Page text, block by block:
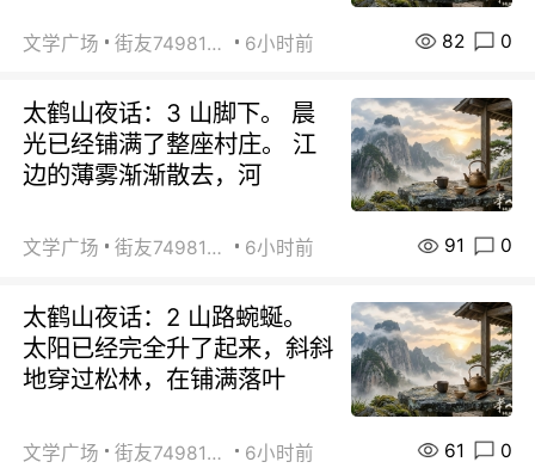
文学广场 街友74981146 6小时前 82 0
太鹤山夜话：3 山脚下。 晨
光已经铺满了整座村庄。 江
边的薄雾渐渐散去，河
文学广场 街友74981146 6小时前 91 0
太鹤山夜话：2 山路蜿蜒。
太阳已经完全升了起来，斜斜
地穿过松林，在铺满落叶
文学广场 街友74981146 6小时前 61 0